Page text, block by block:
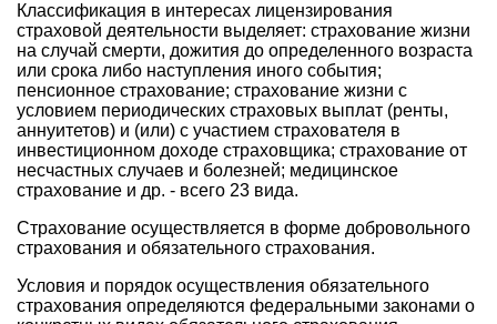
Классификация в интересах лицензирования
страховой деятельности выделяет: страхование жизни
на случай смерти, дожития до определенного возраста
или срока либо наступления иного события;
пенсионное страхование; страхование жизни с
условием периодических страховых выплат (ренты,
аннуитетов) и (или) с участием страхователя в
инвестиционном доходе страховщика; страхование от
несчастных случаев и болезней; медицинское
страхование и др. - всего 23 вида.
Страхование осуществляется в форме добровольного
страхования и обязательного страхования.
Условия и порядок осуществления обязательного
страхования определяются федеральными законами о